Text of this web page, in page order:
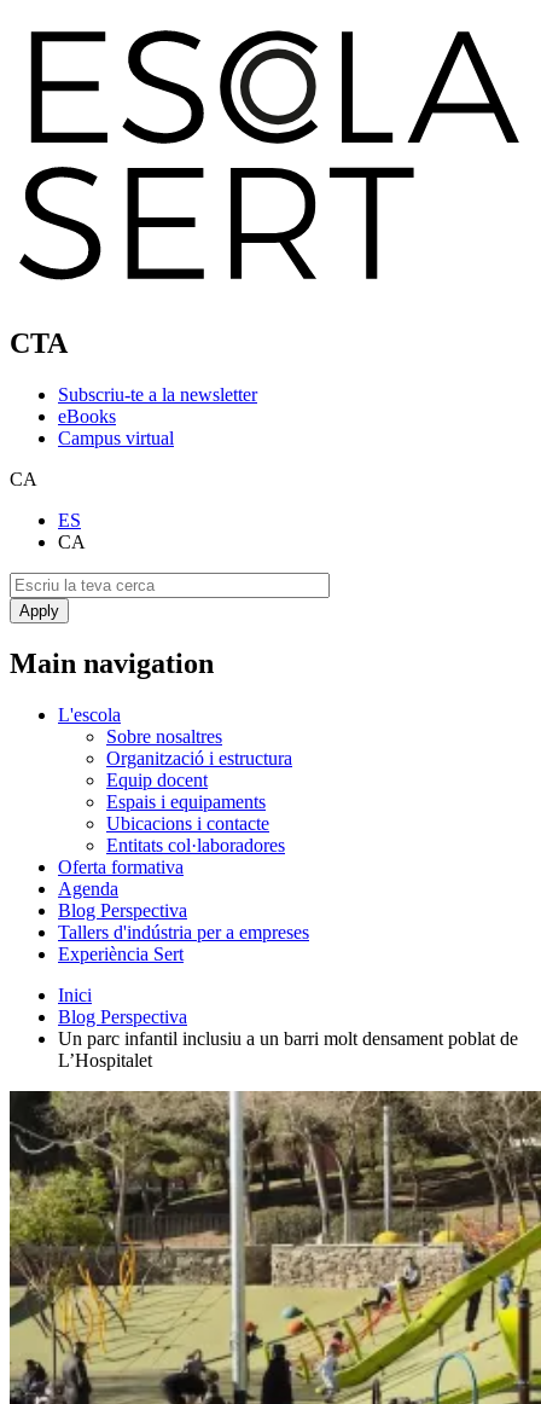
CTA
Subscriu-te a la newsletter
eBooks
Campus virtual
CA
ES
CA
Main navigation
L'escola
Sobre nosaltres
Organització i estructura
Equip docent
Espais i equipaments
Ubicacions i contacte
Entitats col·laboradores
Oferta formativa
Agenda
Blog Perspectiva
Tallers d'indústria per a empreses
Experiència Sert
Inici
Blog Perspectiva
Un parc infantil inclusiu a un barri molt densament poblat de
L’Hospitalet